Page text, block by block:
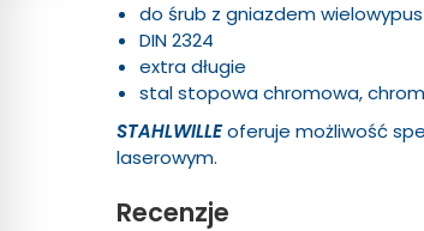
do śrub z gniazdem
DIN 2324
extra długie
stal stopowa chromowa,
STAHLWILLEoferuje możliwość
laserowym.
Recenzje